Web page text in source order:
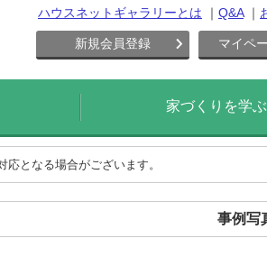
ハウスネットギャラリーとは Q&A
新規会員登録 マイペ
家づくりを学ぶ
となる場合がございます。
事例写